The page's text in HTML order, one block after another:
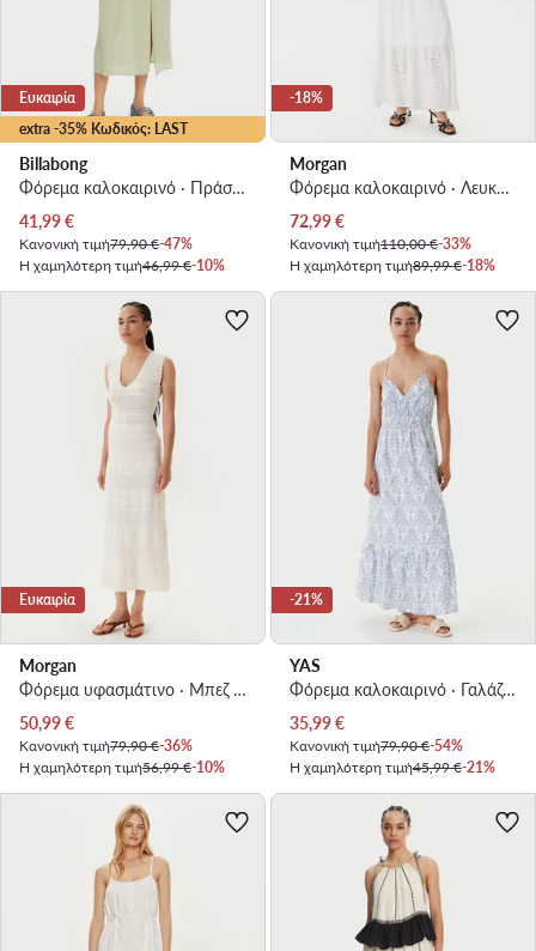
extra -35% Κωδικός: LAST
Ευκαιρία
Billabong
Φόρεμα καλοκαιρινό · Πράσινο · Midi
Τρέχουσα τιμή
41,99€
Κανονική τιμή79,90 €-47%
Η χαμηλότερη τιμή46,99 €-10%
-18%
Morgan
Φόρεμα καλοκαιρινό · Λευκό · Maxi
Τρέχουσα τιμή
72,99€
Κανονική τιμή110,00 €-33%
Η χαμηλότερη τιμή89,99 €-18%
Ευκαιρία
Morgan
Φόρεμα υφασμάτινο · Μπεζ · Maxi
Τρέχουσα τιμή
50,99€
Κανονική τιμή79,90 €-36%
Η χαμηλότερη τιμή56,99 €-10%
-21%
YAS
Φόρεμα καλοκαιρινό · Γαλάζιο · Maxi
Τρέχουσα τιμή
35,99€
Κανονική τιμή79,90 €-54%
Η χαμηλότερη τιμή45,99 €-21%